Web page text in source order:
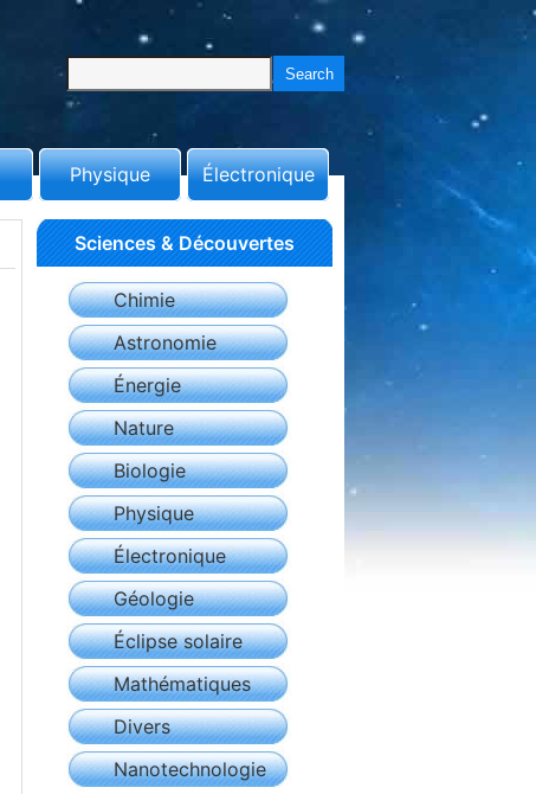
Physique Électronique
Sciences & Découvertes
Chimie
Astronomie
Énergie
Nature
Biologie
Physique
Électronique
Géologie
Éclipse solaire
Mathématiques
Divers
Nanotechnologie